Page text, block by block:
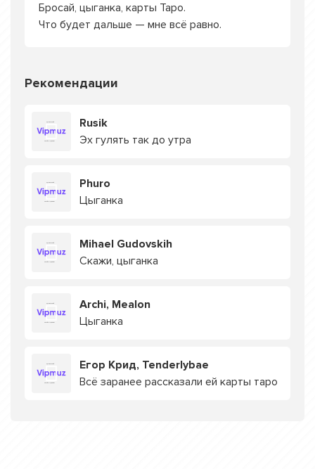
Бросай, цыганка, карты Таро.
Что будет дальше — мне всё равно.
Рекомендации
Rusik
Эх гулять так до утра
Phuro
Цыганка
Mihael Gudovskih
Скажи, цыганка
Archi, Mealon
Цыганка
Егор Крид, Tenderlybae
Всё заранее рассказали ей карты таро